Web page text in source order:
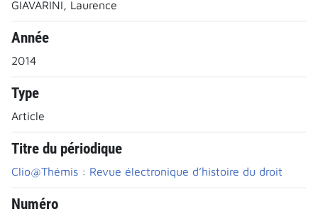
GIAVARINI, Laurence
Année
2014
Type
Article
Titre du périodique
Clio@Thémis : Revue électronique d’histoire du droit
Numéro